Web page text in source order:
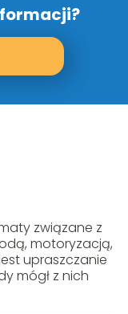
związane z
motoryzacją,
upraszczanie
mógł z nich